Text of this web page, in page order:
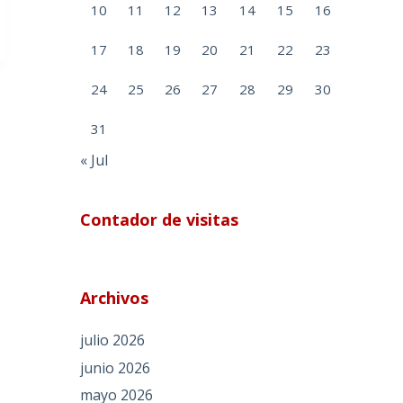
10 11 12 13 14 15 16
17 18 19 20 21 22 23
24 25 26 27 28 29 30
31
« Jul
Contador de visitas
Archivos
julio 2026
junio 2026
mayo 2026